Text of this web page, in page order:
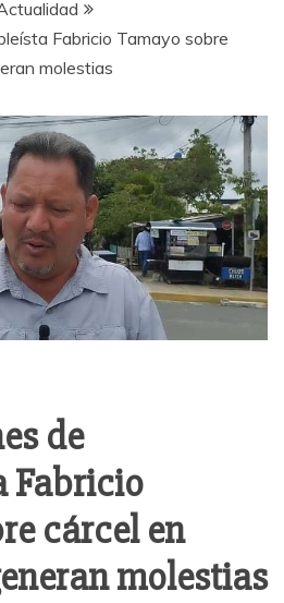
Fabricio Tamayo sobre
molestias
de
Fabricio
cárcel en
molestias